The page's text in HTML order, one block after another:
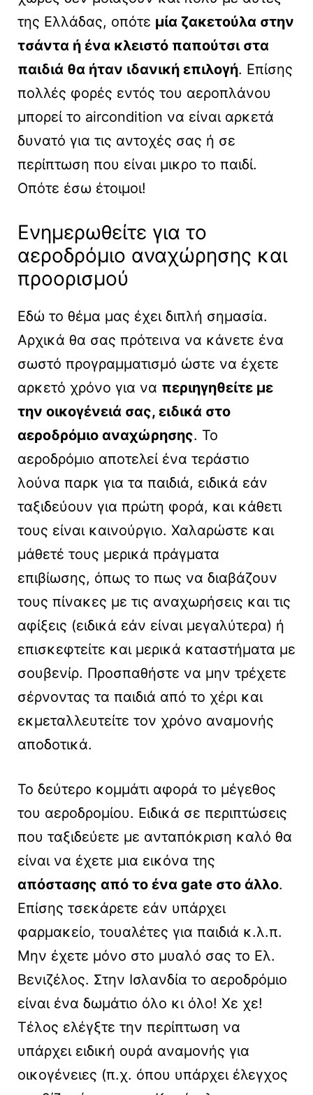
της Ελλάδας, οπότε μία ζακετούλα στην
τσάντα ή ένα κλειστό παπούτσι στα
παιδιά θα ήταν ιδανική επιλογή. Επίσης
πολλές φορές εντός του αεροπλάνου
μπορεί το aircondition να είναι αρκετά
δυνατό για τις αντοχές σας ή σε
περίπτωση που είναι μικρο το παιδί.
Οπότε έσω έτοιμοι!
Ενημερωθείτε για το
αεροδρόμιο αναχώρησης και
προορισμού
Εδώ το θέμα μας έχει διπλή σημασία.
Αρχικά θα σας πρότεινα να κάνετε ένα
σωστό προγραμματισμό ώστε να έχετε
αρκετό χρόνο για να περιηγηθείτε με
την οικογένειά σας, ειδικά στο
αεροδρόμιο αναχώρησης. Το
αεροδρόμιο αποτελεί ένα τεράστιο
λούνα παρκ για τα παιδιά, ειδικά εάν
ταξιδεύουν για πρώτη φορά, και κάθετι
τους είναι καινούργιο. Χαλαρώστε και
μάθετέ τους μερικά πράγματα
επιβίωσης, όπως το πως να διαβάζουν
τους πίνακες με τις αναχωρήσεις και τις
αφίξεις (ειδικά εάν είναι μεγαλύτερα) ή
επισκεφτείτε και μερικά καταστήματα με
σουβενίρ. Προσπαθήστε να μην τρέχετε
σέρνοντας τα παιδιά από το χέρι και
εκμεταλλευτείτε τον χρόνο αναμονής
αποδοτικά.
Το δεύτερο κομμάτι αφορά το μέγεθος
του αεροδρομίου. Ειδικά σε περιπτώσεις
που ταξιδεύετε με ανταπόκριση καλό θα
είναι να έχετε μια εικόνα της
απόστασης από το ένα gate στο άλλο.
Επίσης τσεκάρετε εάν υπάρχει
φαρμακείο, τουαλέτες για παιδιά κ.λ.π.
Μην έχετε μόνο στο μυαλό σας το Ελ.
Βενιζέλος. Στην Ισλανδία το αεροδρόμιο
είναι ένα δωμάτιο όλο κι όλο! Χε χε!
Τέλος ελέγξτε την περίπτωση να
υπάρχει ειδική ουρά αναμονής για
οικογένειες (π.χ. όπου υπάρχει έλεγχος